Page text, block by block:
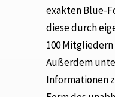
exakten Blue-
diese durch
100
Außerdem
Informationen